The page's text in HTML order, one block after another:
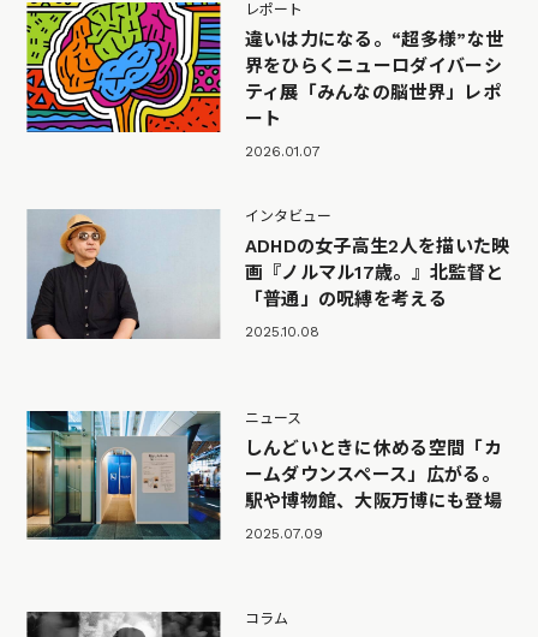
レポート
違いは力になる。“超多様”な世
界をひらくニューロダイバーシ
ティ展「みんなの脳世界」レポ
ート
2026.01.07
インタビュー
ADHDの女子高生2人を描いた映
画『ノルマル17歳。』北監督と
「普通」の呪縛を考える
2025.10.08
ニュース
しんどいときに休める空間「カ
ームダウンスペース」広がる。
駅や博物館、大阪万博にも登場
2025.07.09
コラム